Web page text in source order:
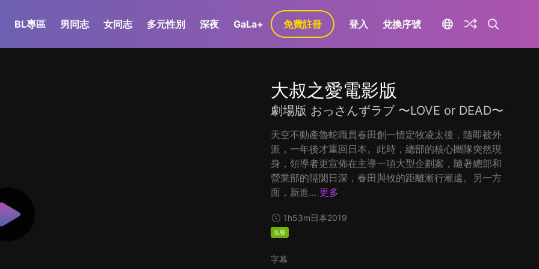
BL專區 男同志 女同志 多元性別 深夜 GaLa+ 免費註冊 登入 兌換序號
大叔之愛電影版
劇場版 おっさんずラブ 〜LOVE or DEAD〜
天空不動產魯蛇職員春田創一情定牧凌太後，隨即被外
派，一年後才重回日本。此時，總部的核心團隊突然現
身，領導者更宣佈在主導一項大型企劃案，隨著總部和
營業部的隔閡日深，春田與牧的距離漸行漸遠。另一方
面，新進... 更多
1h53m日本2019
免費
字幕